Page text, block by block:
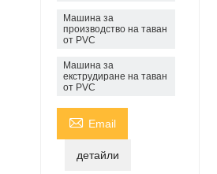
Машина за
производство на таван
от PVC
Машина за
екструдиране на таван
от PVC
 Email
детайли